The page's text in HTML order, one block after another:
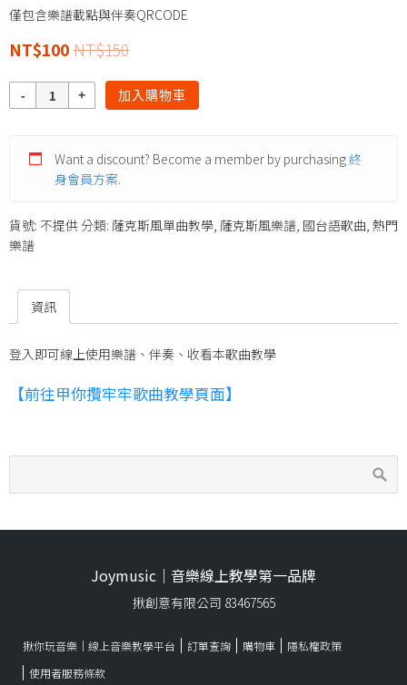
僅包含樂譜載點與伴奏QRCODE
NT$150
NT$100
量
加入購物車
Want a discount? Become a member by purchasing終
身會員方案.
貨號: 不提供分類: 薩克斯風單曲教學 薩克斯風樂譜 國台語歌曲 熱門
樂譜
資訊
登入即可線上使用樂譜、伴奏、收看本歌曲教學
【前往甲你攬牢牢歌曲教學頁面】
Joymusic｜音樂線上教學第一品牌
揪創意有限公司 83467565
揪你玩音樂｜線上音樂教學平台 訂單查詢 購物車
隱私權政策
使用者服務條款